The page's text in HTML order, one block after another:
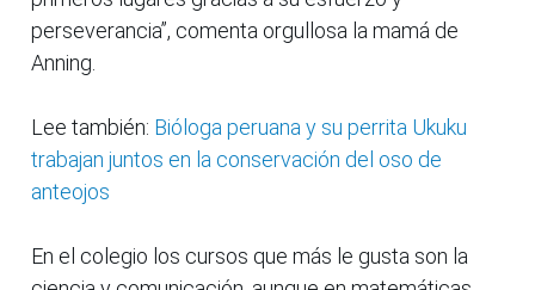
perseverancia”, comenta orgullosa la mamá de
Anning.
Lee también: Bióloga peruana y su perrita Ukuku
trabajan juntos en la conservación del oso de
anteojos
En el colegio los cursos que más le gusta son la